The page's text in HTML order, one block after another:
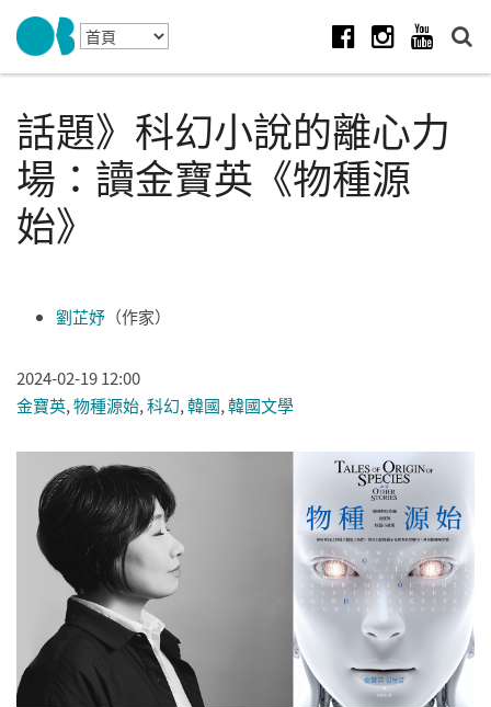
Skip to navigation
移至主內容
話題》科幻小說的離心力
場：讀金寶英《物種源
始》
劉芷妤 （作家）
2024-02-19 12:00
金寶英,物種源始,科幻,韓國,韓國文學